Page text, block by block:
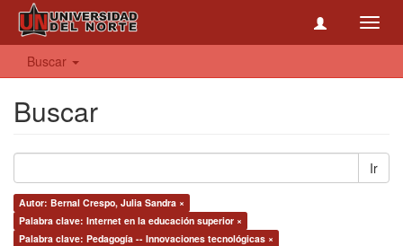
Buscar
Buscar
Ir
Autor: Bernal Crespo, Julia Sandra ×
Palabra clave: Internet en la educación superior ×
Palabra clave: Pedagogía -- Innovaciones tecnológicas ×